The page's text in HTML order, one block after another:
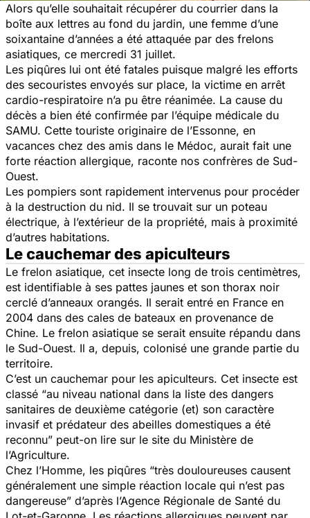
Alors qu’elle souhaitait récupérer du courrier dans la
boîte aux lettres au fond du jardin, une femme d’une
soixantaine d’années a été attaquée par des frelons
asiatiques, ce mercredi 31 juillet.
Les piqûres lui ont été fatales puisque malgré les efforts
des secouristes envoyés sur place, la victime en arrêt
cardio-respiratoire n’a pu être réanimée. La cause du
décès a bien été confirmée par l’équipe médicale du
SAMU. Cette touriste originaire de l’Essonne, en
vacances chez des amis dans le Médoc, aurait fait une
forte réaction allergique, raconte nos confrères de Sud-
Ouest.
Les pompiers sont rapidement intervenus pour procéder
à la destruction du nid. Il se trouvait sur un poteau
électrique, à l’extérieur de la propriété, mais à proximité
d’autres habitations.
Le cauchemar des apiculteurs
Le frelon asiatique, cet insecte long de trois centimètres,
est identifiable à ses pattes jaunes et son thorax noir
cerclé d’anneaux orangés. Il serait entré en France en
2004 dans des cales de bateaux en provenance de
Chine. Le frelon asiatique se serait ensuite répandu dans
le Sud-Ouest. Il a, depuis, colonisé une grande partie du
territoire.
C’est un cauchemar pour les apiculteurs. Cet insecte est
classé “au niveau national dans la liste des dangers
sanitaires de deuxième catégorie (et) son caractère
invasif et prédateur des abeilles domestiques a été
reconnu” peut-on lire sur le site du Ministère de
l’Agriculture.
Chez l’Homme, les piqûres “très douloureuses causent
généralement une simple réaction locale qui n’est pas
dangereuse” d’après l’Agence Régionale de Santé du